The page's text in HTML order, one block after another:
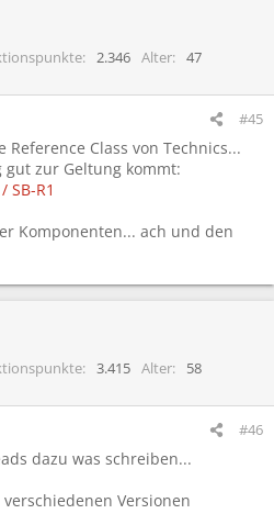
2.346 Alter
47
#45
Class von Technics...
zur Geltung kommt:
SB-R1
Komponenten... ach und den
3.415 Alter
58
#46
dazu was schreiben...
Versionen